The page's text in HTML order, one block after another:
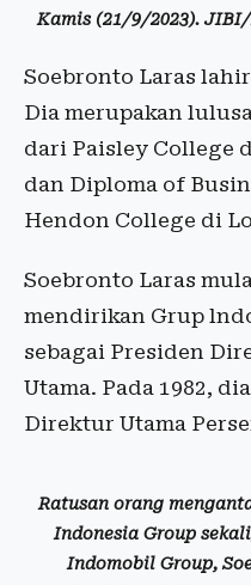
Kamis (21/9/2023).
Soebronto Laras
Dia merupakan
dari Paisley College
dan Diploma of
Hendon College di
Soebronto Laras
mendirikan Grup
sebagai Presiden
Utama. Pada 1982,
Direktur Utama
Ratusan orang
Indonesia Group
Indomobil Group,